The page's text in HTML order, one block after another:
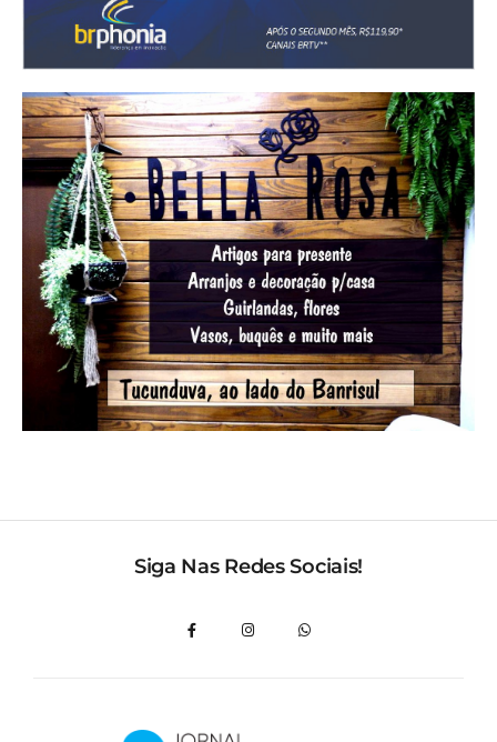
Siga Nas Redes Sociais!